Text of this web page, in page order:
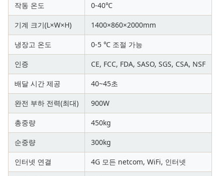
작동 온도 0-40℃
기계 크기(L×W×H) 1400×860×2000mm
냉장고 온도 0-5 ℃ 조절 가능
인증 CE, FCC, FDA, SASO, SGS, CSA, NSF
배달 시간 제공 40~45초
완전 부하 전력(최대) 900W
총중량 450kg
순중량 300kg
인터넷 연결 4G 모든 netcom, WiFi, 인터넷